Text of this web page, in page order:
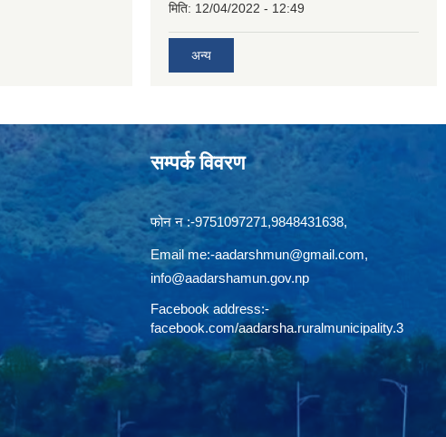
मिति: 12/04/2022 - 12:49
अन्य
सम्पर्क विवरण
फोन न‍‍‌ :-9751097271,9848431638,
Email me:-aadarshmun@gmail.com,
info@aadarshamun.gov.np
Facebook address:-
facebook.com/aadarsha.ruralmunicipality.3